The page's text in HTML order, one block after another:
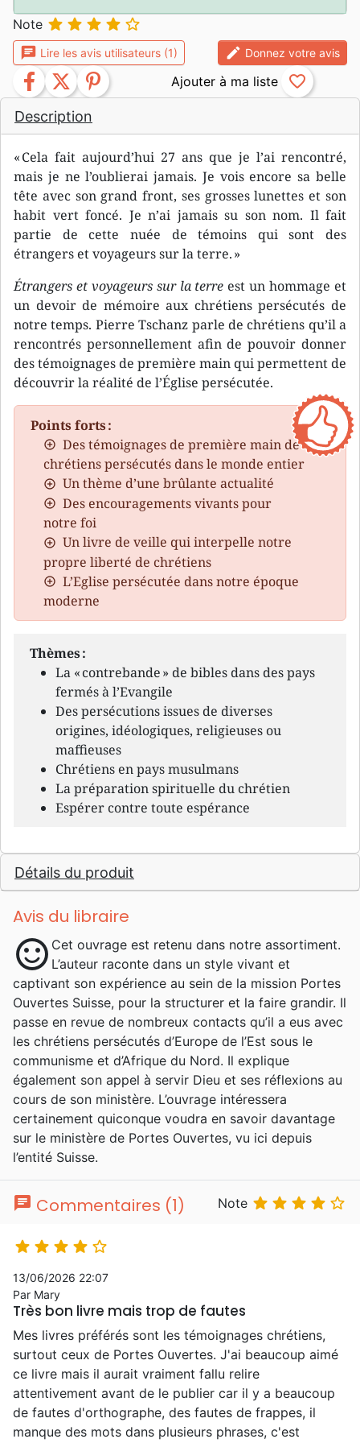
Description
« Cela fait aujourd’hui 27 ans que je l’ai rencontré,
mais je ne l’oublierai jamais. Je vois encore sa belle
tête avec son grand front, ses grosses lunettes et son
habit vert foncé. Je n’ai jamais su son nom. Il fait
partie de cette nuée de témoins qui sont des
étrangers et voyageurs sur la terre. »
Étrangers et voyageurs sur la terre est un hommage et
un devoir de mémoire aux chrétiens persécutés de
notre temps. Pierre Tschanz parle de chrétiens qu’il a
rencontrés personnellement afin de pouvoir donner
des témoignages de première main qui permettent de
découvrir la réalité de l’Église persécutée.
Points forts :
Des témoignages de première main de
chrétiens persécutés dans le monde entier
Un thème d’une brûlante actualité
Des encouragements vivants pour
notre foi
Un livre de veille qui interpelle notre
propre liberté de chrétiens
L’Eglise persécutée dans notre époque
moderne
Thèmes :
La « contrebande » de bibles dans des pays
fermés à l’Evangile
Des persécutions issues de diverses
origines, idéologiques, religieuses ou
maffieuses
Chrétiens en pays musulmans
La préparation spirituelle du chrétien
Espérer contre toute espérance
Détails du produit
Avis du libraire
sentiment_satisfied Cet ouvrage est retenu dans notre assortiment.
L’auteur raconte dans un style vivant et
captivant son expérience au sein de la mission Portes
Ouvertes Suisse, pour la structurer et la faire grandir. Il
passe en revue de nombreux contacts qu’il a eus avec
les chrétiens persécutés d’Europe de l’Est sous le
communisme et d’Afrique du Nord. Il explique
également son appel à servir Dieu et ses réflexions au
cours de son ministère. L’ouvrage intéressera
certainement quiconque voudra en savoir davantage
sur le ministère de Portes Ouvertes, vu ici depuis
l’entité Suisse.
Note     
chat Lire les avis utilisateurs (1) edit Donnez votre avis
facebook twitter pinterest favorite_border
chat Commentaires (1) Note     
    
13/06/2026 22:07
Par Mary
Très bon livre mais trop de fautes
Mes livres préférés sont les témoignages chrétiens,
surtout ceux de Portes Ouvertes. J'ai beaucoup aimé
ce livre mais il aurait vraiment fallu relire
attentivement avant de le publier car il y a beaucoup
de fautes d'orthographe, des fautes de frappes, il
manque des mots dans plusieurs phrases, c'est